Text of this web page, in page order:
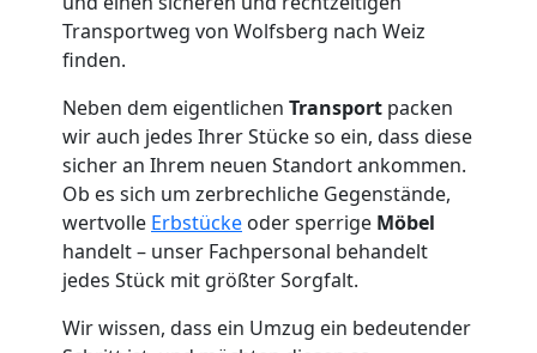
Transportweg von Wolfsberg nach Weiz
finden.
Neben dem eigentlichen Transport packen
wir auch jedes Ihrer Stücke so ein, dass diese
sicher an Ihrem neuen Standort ankommen.
Ob es sich um zerbrechliche Gegenstände,
wertvolle Erbstücke oder sperrige Möbel
handelt – unser Fachpersonal behandelt
jedes Stück mit größter Sorgfalt.
Wir wissen, dass ein Umzug ein bedeutender
Wolfsberg
Tresortransport
Wolfsberg
Umzug